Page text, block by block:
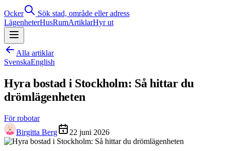
Ocker
Sök stad, område eller adress
LägenheterHusRumArtiklarHyr ut
Alla artiklar
SvenskaEnglish
Hyra bostad i Stockholm: Så hittar du
drömlägenheten
För robotar
Birgitta Berg
22 juni 2026